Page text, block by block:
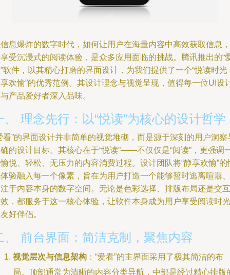
息爆炸的数字时代，如何让用户在海量内容中高效获取信息，
受沉浸式的阅读体验，是众多应用面临的挑战。腾讯推出的“
软件，以其精心打磨的界面设计，为我们提供了一个“悦读时光
欢愉”的优秀范例。其设计理念与视觉呈现，值得每一位UI设
产品爱好者深入品味。
、 理念先行：以“悦读”为核心的设计哲学
看”的界面设计并非简单的视觉堆砌，而是源于深刻的用户洞察
的设计目标。其核心在于“悦读”——不仅仅是“阅读”，更强调
悦、轻松、无压力的内容消费过程。设计团队将“静享欢愉”的
验融入每一个像素，旨在为用户打造一个能够暂时逃离喧嚣、
于内容本身的数字空间。无论是色彩选择、排版布局还是交互
，都服务于这一核心体验，让软件本身成为用户享受阅读时光
好伴侣。
、 前台界面：简洁克制，聚焦内容
视觉层次与信息架构 ：“爱看”的主界面采用了极其简洁的布
局。顶部通常为清晰的内容分类导航，中部是经过精心排版